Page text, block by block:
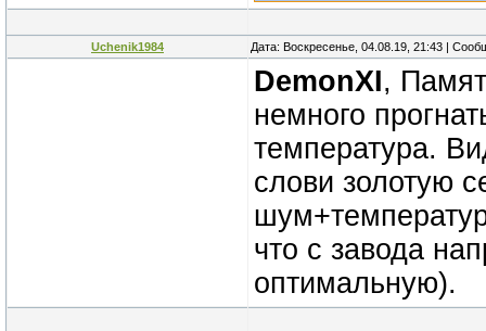
Uchenik1984 Дата: Воскресенье, 04.08.19, 21:43 |
DemonXI,
немного
температура.
слови золотую
что с завода
оптимальную).